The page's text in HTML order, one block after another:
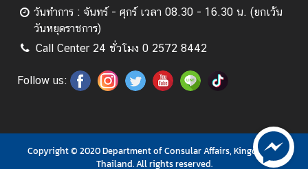
แ
บ
ฟ
ม
วันทำการ : จันทร์ - ศุกร์ เวลา 08.30 - 16.30 น. (ยกเว้น
วันหยุดราชการ)
Call Center 24 ชั่วโมง 0 2572 8442
Follow us:
Copyright © 2020 Department of Consular Affairs, Kingdom of
Thailand. All rights reserved.